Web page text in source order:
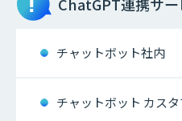
チャットボット社内
チャットボット カスタ